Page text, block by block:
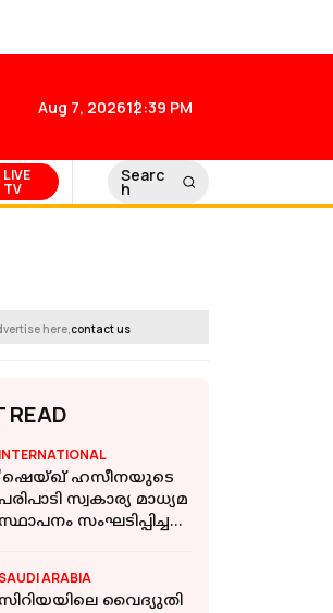
Aug 7, 202612:39 PM
LIVE
TV
Searc
h
here,contact us
READ
INTERNATIONAL
'ഷെയ്ഖ് ഹസീനയുടെ
പരിപാടി സ്വകാര്യ മാധ്യമ
സ്ഥാപനം സംഘടിപ്പിച്ചത്,
ARABIA
സിറിയയിലെ വൈദ്യുതി